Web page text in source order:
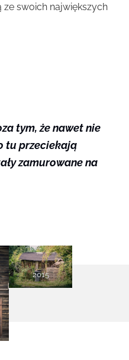
ze swoich największych
tym, że nawet nie
tu przeciekają
zamurowane na
2015